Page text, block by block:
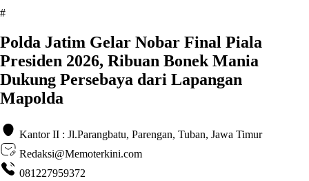
#
Polda Jatim Gelar Nobar Final Piala
Presiden 2026, Ribuan Bonek Mania
Dukung Persebaya dari Lapangan
Mapolda
Kantor II : Jl.Parangbatu, Parengan, Tuban, Jawa Timur
Redaksi@Memoterkini.com
081227959372